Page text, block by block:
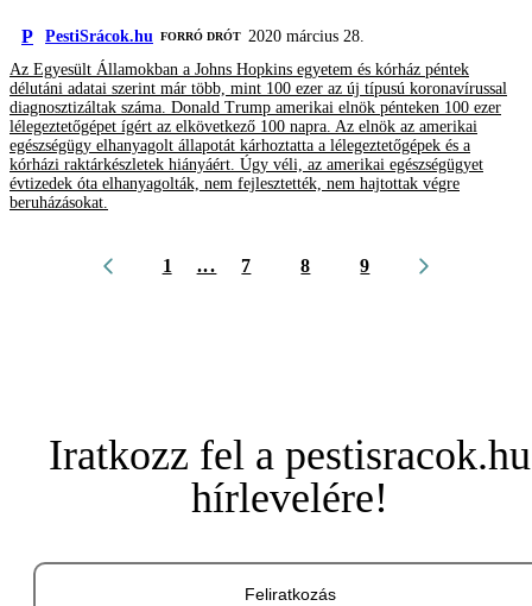
P PestiSrácok.hu FORRÓ DRÓT 2020 március 28.
Az Egyesült Államokban a Johns Hopkins egyetem és kórház péntek
délutáni adatai szerint már több, mint 100 ezer az új típusú koronavírussal
diagnosztizáltak száma. Donald Trump amerikai elnök pénteken 100 ezer
lélegeztetőgépet ígért az elkövetkező 100 napra. Az elnök az amerikai
egészségügy elhanyagolt állapotát kárhoztatta a lélegeztetőgépek és a
kórházi raktárkészletek hiányáért. Úgy véli, az amerikai egészségügyet
évtizedek óta elhanyagolták, nem fejlesztették, nem hajtottak végre
beruházásokat.
1 ... 7 8 9
Iratkozz fel a pestisracok.hu
hírlevelére!
Feliratkozás